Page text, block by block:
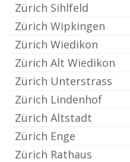
Zürich Sihlfeld
Zürich Wipkingen
Zürich Wiedikon
Zürich Alt Wiedikon
Zürich Unterstrass
Zürich Lindenhof
Zürich Altstadt
Zürich Enge
Zürich Rathaus